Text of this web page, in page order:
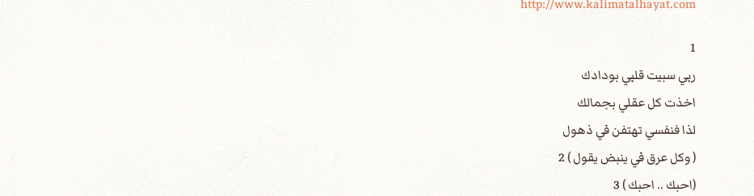
http://www.kalimatalhayat.com
1
ربي سبيت قلبي بودادك
اخذت كل عقلي بجمالك
لذا فنفسي تهتفن في ذهول
( وكل عرق في ينبض يقول ) 2
(احبك .. احبك ) 3